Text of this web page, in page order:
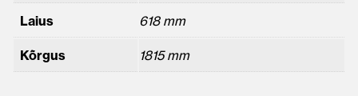
Laius 618 mm
Kõrgus 1815 mm